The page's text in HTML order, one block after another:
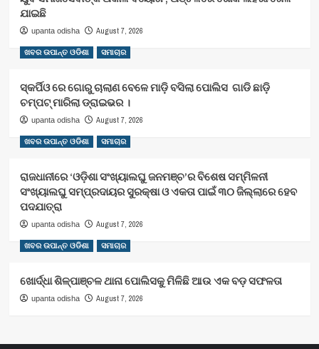
ଯାଇଛି
upanta odisha August 7, 2026
ଖବର ଉପାନ୍ତ ଓଡିଶା ସମାଚାର
ସ୍କର୍ପିଓ ରେ ଗୋରୁ ଚାଲାଣ ବେଳେ ମାଡ଼ି ବସିଲା ପୋଲିସ ଗାଡି ଛାଡ଼ି
ଚମ୍ପଟ୍ ମାରିଲା ଡ୍ରାଇଭର ।
upanta odisha August 7, 2026
ଖବର ଉପାନ୍ତ ଓଡିଶା ସମାଚାର
ରାଜଧାନୀରେ ‘ଓଡ଼ିଶା ସଂଖ୍ୟାଲଘୁ ଜନମଞ୍ଚ’ର ବିଶେଷ ସମ୍ମିଳନୀ
ସଂଖ୍ୟାଲଘୁ ସମ୍ପ୍ରଦାୟର ସୁରକ୍ଷା ଓ ଏକତା ପାଇଁ ୩୦ ଜିଲ୍ଲାରେ ହେବ
ପଦଯାତ୍ରା
upanta odisha August 7, 2026
ଖବର ଉପାନ୍ତ ଓଡିଶା ସମାଚାର
ଖୋର୍ଦ୍ଧା ଶିଳ୍ପାଞ୍ଚଳ ଥାନା ପୋଲିସକୁ ମିଳିଛି ଆଉ ଏକ ବଡ଼ ସଫଳତା
upanta odisha August 7, 2026